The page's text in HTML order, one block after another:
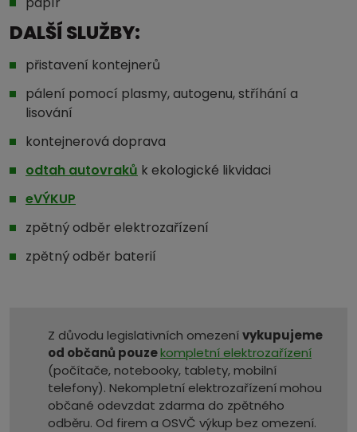
DALŠÍ SLUŽBY:
přistavení kontejnerů
pálení pomocí plasmy, autogenu, stříhání a
lisování
kontejnerová doprava
odtah autovraků k ekologické likvidaci
eVÝKUP
zpětný odběr elektrozařízení
zpětný odběr baterií
Z důvodu legislativních omezenívykupujeme
od občanů pouzekompletní elektrozařízení
(počítače, notebooky, tablety, mobilní
telefony). Nekompletní elektrozařízení mohou
občané odevzdat zdarma do zpětného
odběru. Od firem a OSVČ výkup bez omezení.